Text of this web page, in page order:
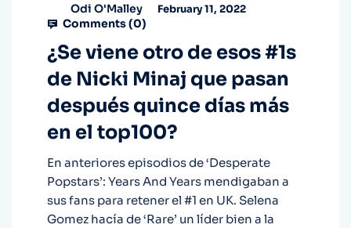
Odi O'Malley February 11, 2022
Comments (0)
¿Se viene otro de esos #1s
de Nicki Minaj que pasan
después quince días más
en el top100?
En anteriores episodios de ‘Desperate
Popstars’: Years And Years mendigaban a
sus fans para retener el #1 en UK. Selena
Gomez hacía de ‘Rare’ un líder bien a la